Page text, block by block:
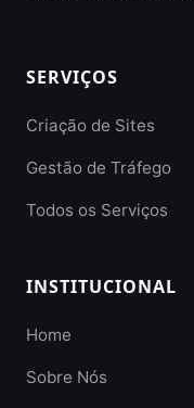
SERVIÇOS
Criação de Sites
Gestão de Tráfego
Todos os Serviços
INSTITUCIONAL
Home
Sobre Nós